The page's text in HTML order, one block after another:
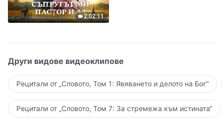
2:02:11
Други видове видеоклипове
Рецитали от „Словото, Том 1: Явяването и делото на Бог“
Рецитали от „Словото, Том 7: За стремежа към истината“